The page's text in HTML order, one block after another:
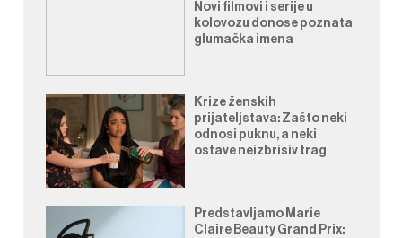
Novi filmovi i serije u
kolovozu donose poznata
glumačka imena
Krize ženskih
prijateljstava: Zašto neki
odnosi puknu, a neki
ostave neizbrisiv trag
Predstavljamo Marie
Claire Beauty Grand Prix: